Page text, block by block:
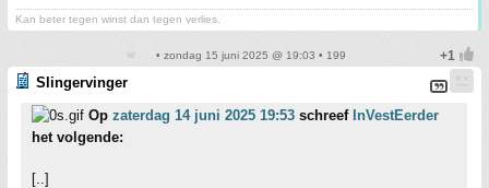
Kan beter tegen winst dan tegen verlies.
• zondag 15 juni 2025 @ 19:03 • 199
Slingervinger
Op zaterdag 14 juni 2025 19:53 schreef InVestEerder
het volgende:
[..]